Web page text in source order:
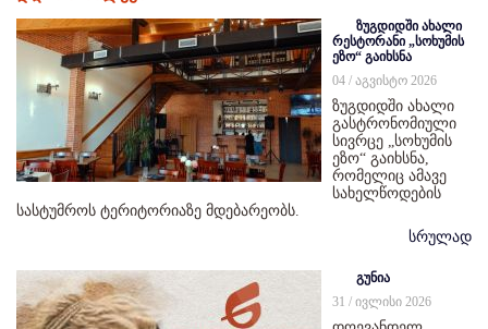
ზუგდიდში ახალი
რესტორანი „სოხუმის
ეზო“ გაიხსნა
04 / აგვისტო 2026
ზუგდიდში ახალი
გასტრონომიული
სივრცე „სოხუმის
ეზო“ გაიხსნა,
რომელიც ამავე
სახელწოდების
სასტუმროს ტერიტორიაზე მდებარეობს.
სრულად
გუნია
31 / ივლისი 2026